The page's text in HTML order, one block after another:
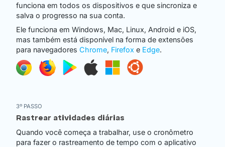
funciona em todos os dispositivos e que sincroniza e
salva o progresso na sua conta.
Ele funciona em Windows, Mac, Linux, Android e iOS,
mas também está disponível na forma de extensões
para navegadores Chrome, Firefox e Edge.
3º PASSO
Rastrear atividades diárias
Quando você começa a trabalhar, use o cronômetro
para fazer o rastreamento de tempo com o aplicativo